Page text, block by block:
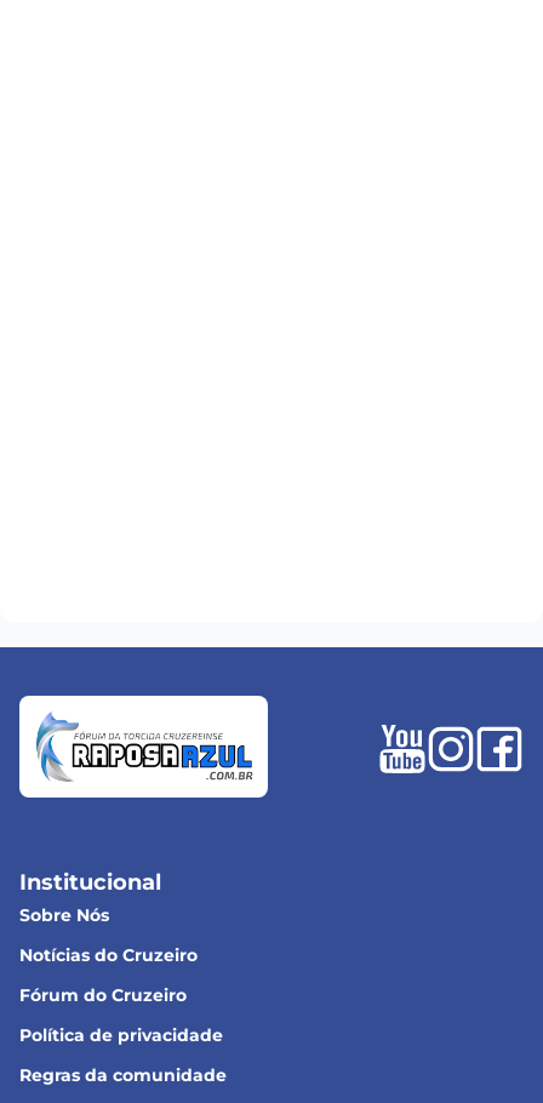
Institucional
Sobre Nós
Notícias do Cruzeiro
Fórum do Cruzeiro
Política de privacidade
Regras da comunidade